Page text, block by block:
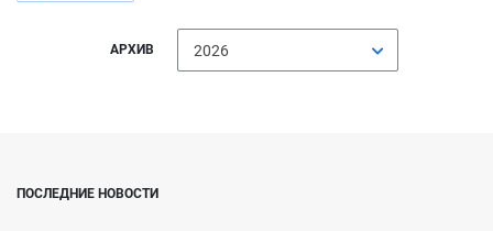
АРХИВ 2026
ПОСЛЕДНИЕ НОВОСТИ